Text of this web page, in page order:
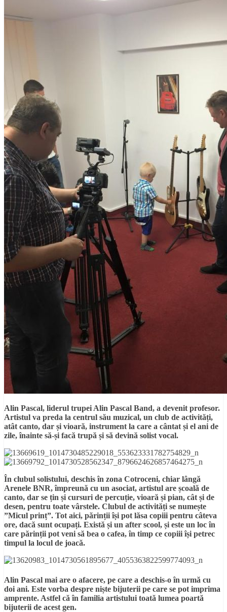
Alin Pascal, liderul trupei Alin Pascal Band, a devenit profesor.
Artistul va preda la centrul său muzical, un club de activități,
atât canto, dar și vioară, instrument la care a cântat și el ani de
zile, înainte să-și facă trupă și să devină solist vocal.
În clubul solistului, deschis în zona Cotroceni, chiar lângă
Arenele BNR, împreună cu un asociat, artistul are școală de
canto, dar se țin și cursuri de percuție, vioară și pian, cât și de
desen, pentru toate vârstele. Clubul de activități se numește
”Micul prinț”. Tot aici, părinții își pot lăsa copiii pentru câteva
ore, dacă sunt ocupați. Există și un after scool, și este un loc în
care părinții pot veni să bea o cafea, în timp ce copiii își petrec
timpul la locul de joacă.
Alin Pascal mai are o afacere, pe care a deschis-o în urmă cu
doi ani. Este vorba despre niște bijuterii pe care se pot imprima
amprente. Astfel că în familia artistului toată lumea poartă
bijuterii de acest gen.